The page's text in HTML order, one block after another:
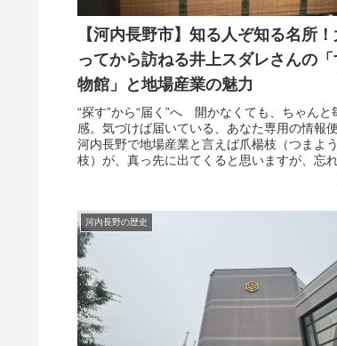
【河内長野市】知る人ぞ知る名所
ってから訪ねる井上スダレさんの
物館」と地場産業の魅力
“探す”から“届く”へ 開かなくても、ちゃんと
感。気づけば届いている、あなた専用の情報
河内長野で地場産業と言えば爪楊枝（つまよ
枝）が、真っ先に出てくると思いますが、忘れ
河内長野の歴史